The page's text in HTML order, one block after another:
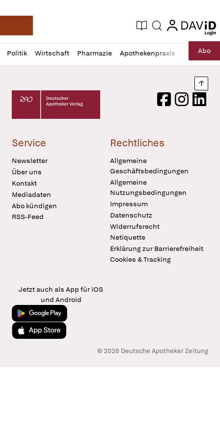
Deutsche Apotheker Zeitung
Aktuelle Ausgabe
Suche login
login
Politik Wirtschaft Pharmazie Apothekenpraxis RechtAbo
Profil
öffnen
Daz
Pur
Deutscher Apotheker Verlag Logo
FacebookInstagram
Service
Newsletter
Über uns
Kontakt
Mediadaten
Abo kündigen
RSS-Feed
Rechtliches
Allgemeine
Geschäftsbedingungen
Allgemeine
Nutzungsbedingungen
Impressum
Datenschutz
Widerrufsrecht
Netiquette
Erklärung zur Barrierefreiheit
Cookies & Tracking
Jetzt auch als App für iOS
und Android
Jetzt bei Google Play
Laden im App Store
© 2026 Deutsche Apotheker Zeitung